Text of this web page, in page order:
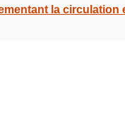
pour des travaux de